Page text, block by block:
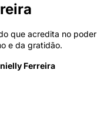
que acredita no poder
e da gratidão.
Ferreira